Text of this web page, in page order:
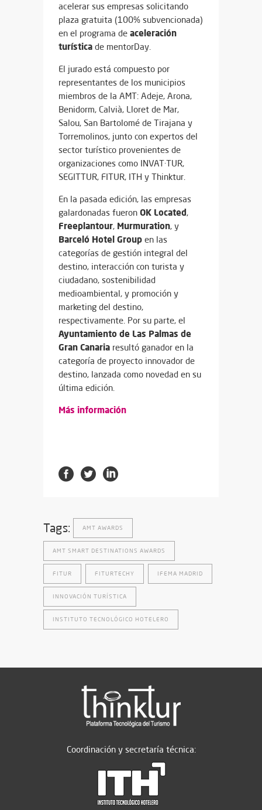
acelerar sus empresas solicitando
plaza gratuita (100% subvencionada)
en el programa de aceleración
turística de mentorDay.
El jurado está compuesto por
representantes de los municipios
miembros de la AMT: Adeje, Arona,
Benidorm, Calvià, Lloret de Mar,
Salou, San Bartolomé de Tirajana y
Torremolinos, junto con expertos del
sector turístico provenientes de
organizaciones como INVAT·TUR,
SEGITTUR, FITUR, ITH y Thinktur.
En la pasada edición, las empresas
galardonadas fueron OK Located,
Freeplantour, Murmuration, y
Barceló Hotel Group en las
categorías de gestión integral del
destino, interacción con turista y
ciudadano, sostenibilidad
medioambiental, y promoción y
marketing del destino,
respectivamente. Por su parte, el
Ayuntamiento de Las Palmas de
Gran Canaria resultó ganador en la
categoría de proyecto innovador de
destino, lanzada como novedad en su
última edición.
Más información
Tags: AMT AWARDS
AMT SMART DESTINATIONS AWARDS
FITUR FITURTECHY IFEMA MADRID
INNOVACIÓN TURÍSTICA
INSTITUTO TECNOLÓGICO HOTELERO
Coordinación y secretaría técnica: